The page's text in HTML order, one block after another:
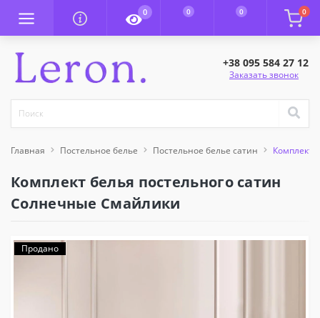
0 0 0 0
+38 095 584 27 12
Заказать звонок
Главная Постельное белье Постельное белье сатин Комплект
Комплект белья постельного сатин
Солнечные Смайлики
Продано